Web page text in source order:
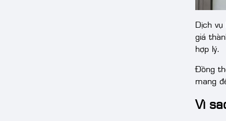
Dịch
giá
hợp lý.
Đồng
mang
Vì